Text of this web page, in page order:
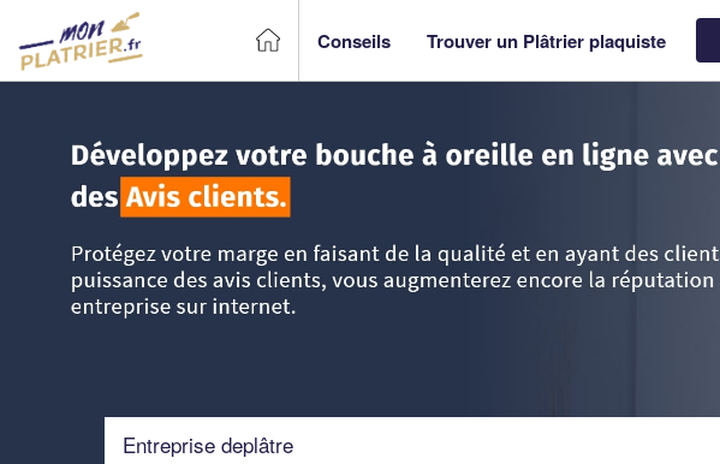
Conseils Trouver un Plâtrier plaquiste
Entreprise deplâtre